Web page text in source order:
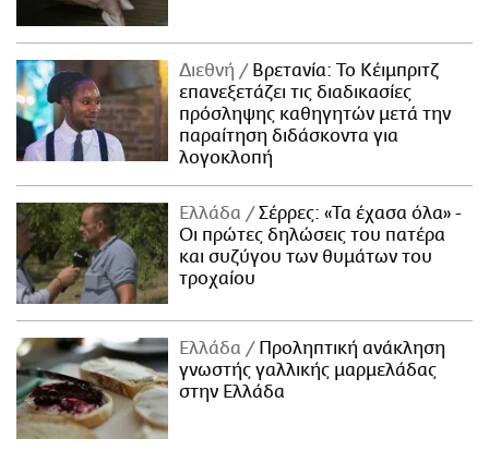
Διεθνή
Βρετανία: Το Κέιμπριτζ
επανεξετάζει τις διαδικασίες
πρόσληψης καθηγητών μετά την
παραίτηση διδάσκοντα για
λογοκλοπή
Ελλάδα
Σέρρες: «Τα έχασα όλα» -
Οι πρώτες δηλώσεις του πατέρα
και συζύγου των θυμάτων του
τροχαίου
Ελλάδα
Προληπτική ανάκληση
γνωστής γαλλικής μαρμελάδας
στην Ελλάδα